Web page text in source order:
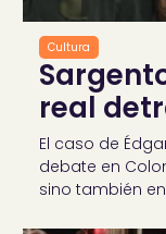
Cultura
real
El caso de
debate en
sino también